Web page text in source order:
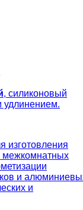
, силиконовый
удлинением.
изготовления
межкомнатных
и
и